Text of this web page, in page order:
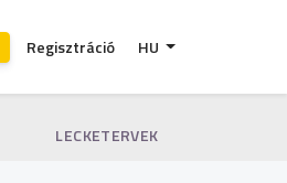
Regisztráció HU
LECKETERVEK